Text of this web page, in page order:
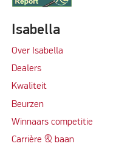
Isabella
Over Isabella
Dealers
Kwaliteit
Beurzen
Winnaars competitie
Carrière & baan